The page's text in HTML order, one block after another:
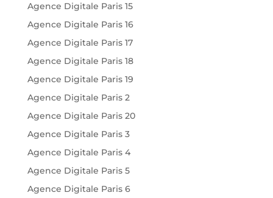
Agence Digitale Paris 15
Agence Digitale Paris 16
Agence Digitale Paris 17
Agence Digitale Paris 18
Agence Digitale Paris 19
Agence Digitale Paris 2
Agence Digitale Paris 20
Agence Digitale Paris 3
Agence Digitale Paris 4
Agence Digitale Paris 5
Agence Digitale Paris 6